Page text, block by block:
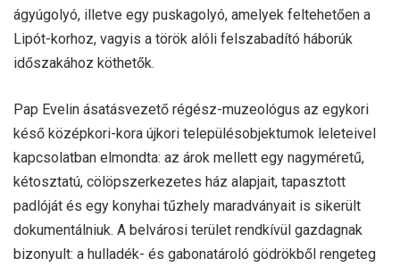
ágyúgolyó, illetve egy puskagolyó, amelyek feltehetően a
Lipót-korhoz, vagyis a török alóli felszabadító háborúk
időszakához köthetők.
Pap Evelin ásatásvezető régész-muzeológus az egykori
késő középkori-kora újkori településobjektumok leleteivel
kapcsolatban elmondta: az árok mellett egy nagyméretű,
kétosztatú, cölöpszerkezetes ház alapjait, tapasztott
padlóját és egy konyhai tűzhely maradványait is sikerült
dokumentálniuk. A belvárosi terület rendkívül gazdagnak
bizonyult: a hulladék- és gabonatároló gödrökből rengeteg